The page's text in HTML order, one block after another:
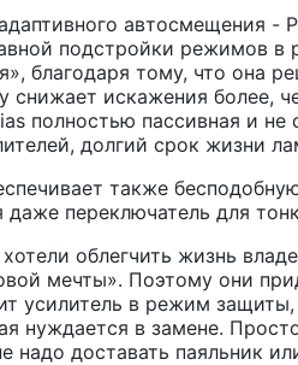
автосмещения -
подстройки режимов в
благодаря тому, что она
снижает искажения более,
полностью пассивная и не
долгий срок жизни
также
даже переключатель для
облегчить жизнь
мечты». Поэтому они
усилитель в режим
нуждается в замене.
надо доставать паяльник